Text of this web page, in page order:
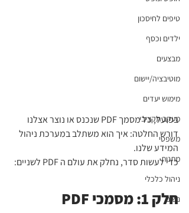
טיפים לחיסכון
ילדים וכסף
מבצעים
מוטיבציה/יישום
מימוש יעדים
מעקב תקציבי
משפטי
מתנות
ניהול כלכלי
נשים
בפועל, כל מסמך PDF שנכנס או נוצר אצלנו
דורש החלטה: איך הוא משתלב במערכת ניהול
המידע שלנו.
כדי לעשות סדר, נחלק את עולם ה PDF לשניים: